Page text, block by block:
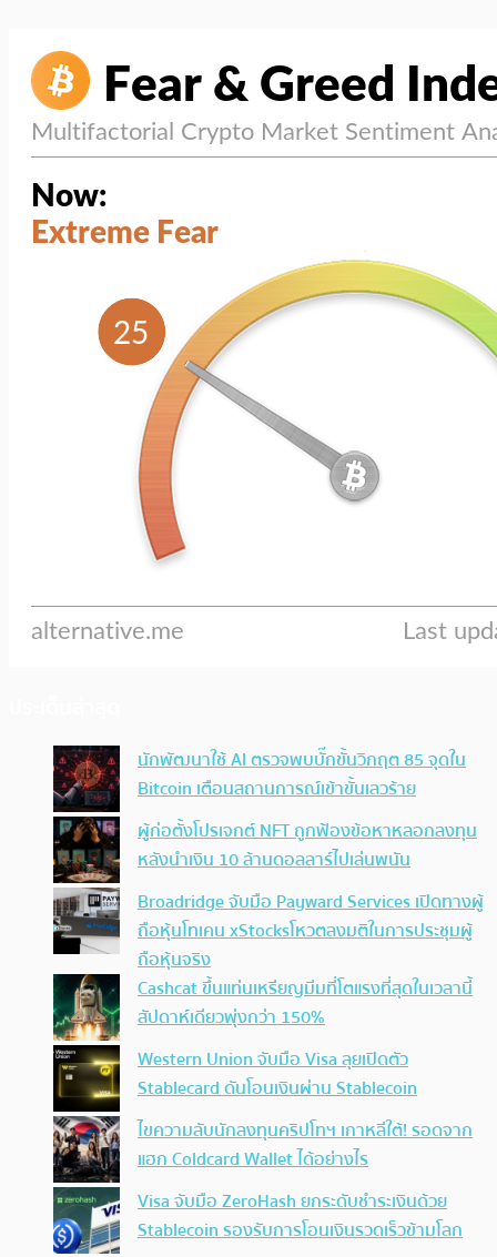
นักพัฒนาใช้ AI ตรวจพบบั๊กขั้นวิกฤต 85 จุดใน
Bitcoin เตือนสถานการณ์เข้าขั้นเลวร้าย
ผู้ก่อตั้งโปรเจกต์ NFT ถูกฟ้องข้อหาหลอกลงทุน
หลังนำเงิน 10 ล้านดอลลาร์ไปเล่นพนัน
Broadridge จับมือ Payward Services เปิดทางผู้
ถือหุ้นโทเคน xStocksโหวตลงมติในการประชุมผู้
ถือหุ้นจริง
Cashcat ขึ้นแท่นเหรียญมีมที่โตแรงที่สุดในเวลานี้
สัปดาห์เดียวพุ่งกว่า 150%
Western Union จับมือ Visa ลุยเปิดตัว
Stablecard ดันโอนเงินผ่าน Stablecoin
ไขความลับนักลงทุนคริปโทฯ เกาหลีใต้! รอดจาก
แฮก Coldcard Wallet ได้อย่างไร
Visa จับมือ ZeroHash ยกระดับชำระเงินด้วย
Stablecoin รองรับการโอนเงินรวดเร็วข้ามโลก